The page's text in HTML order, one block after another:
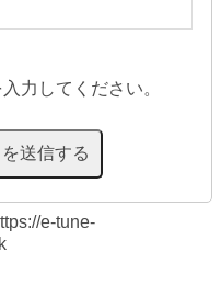
力してください。
e-tune-